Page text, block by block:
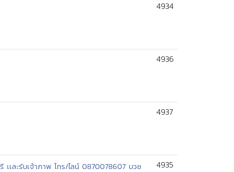
4934
4936
4937
เละรับเจ้าภาพ โทร/ไลน์ 0870078607 บวช
4935